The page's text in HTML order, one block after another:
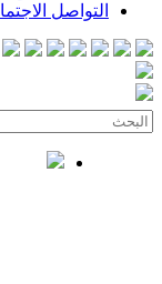
الاجتماعي